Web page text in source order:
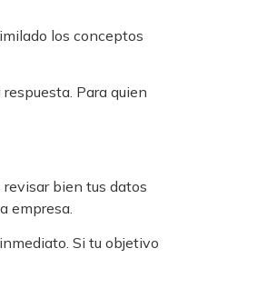
los conceptos
Para quien
bien tus datos
empresa.
Si tu objetivo